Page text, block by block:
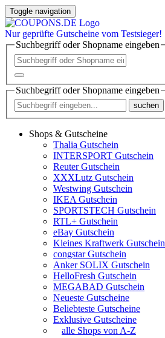
Toggle navigation
Nur geprüfte Gutscheine vom Testsieger!
Suchbegriff oder Shopname eingeben
Suchbegriff oder Shopname eingeben
suchen
Shops & Gutscheine
Thalia Gutschein
INTERSPORT Gutschein
Reuter Gutschein
XXXLutz Gutschein
Westwing Gutschein
IKEA Gutschein
SPORTSTECH Gutschein
RTL+ Gutschein
eBay Gutschein
Kleines Kraftwerk Gutschein
congstar Gutschein
Anker SOLIX Gutschein
HelloFresh Gutschein
MEGABAD Gutschein
Neueste Gutscheine
Beliebteste Gutscheine
Exklusive Gutscheine
alle Shops von A-Z